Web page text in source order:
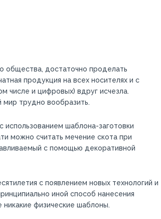
общества, достаточно проделать
продукция на всех носителях и с
числе и цифровых) вдруг исчезла.
мир трудно вообразить.
использованием шаблона-заготовки
можно считать мечение скота при
с помощью декоративной
с появлением новых технологий и
иной способ нанесения
физические шаблоны.